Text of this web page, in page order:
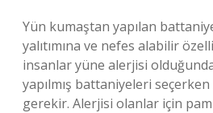
Yün kumaştan yapılan
yalıtımına ve nefes alabilir
insanlar yüne alerjisi
yapılmış battaniyeleri
gerekir. Alerjisi olanlar için